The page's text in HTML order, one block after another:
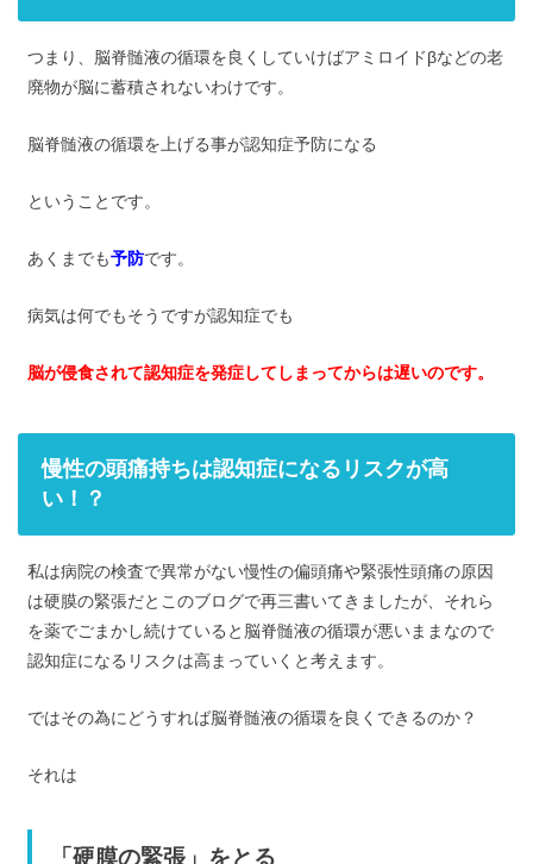
つまり、脳脊髄液の循環を良くしていけばアミロイドβなどの老
廃物が脳に蓄積されないわけです。
脳脊髄液の循環を上げる事が認知症予防になる
ということです。
あくまでも予防です。
病気は何でもそうですが認知症でも
脳が侵食されて認知症を発症してしまってからは遅いのです。
慢性の頭痛持ちは認知症になるリスクが高
い！？
私は病院の検査で異常がない慢性の偏頭痛や緊張性頭痛の原因
は硬膜の緊張だとこのブログで再三書いてきましたが、それら
を薬でごまかし続けていると脳脊髄液の循環が悪いままなので
認知症になるリスクは高まっていくと考えます。
ではその為にどうすれば脳脊髄液の循環を良くできるのか？
それは
「硬膜の緊張」をとる